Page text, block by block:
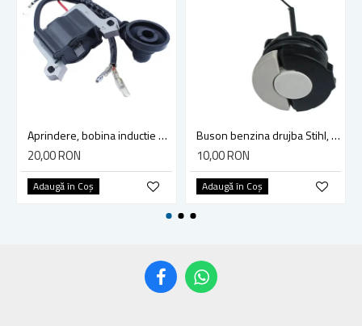
Aprindere, bobina inductie motocoasa chinezeasca TL43 TL 52, Ruris Dac 210, Dac 310
20,00 RON
Adaugă în Coş
Buson benzina drujba Stihl, model cu clapeta
10,00 RON
Adaugă în Coş